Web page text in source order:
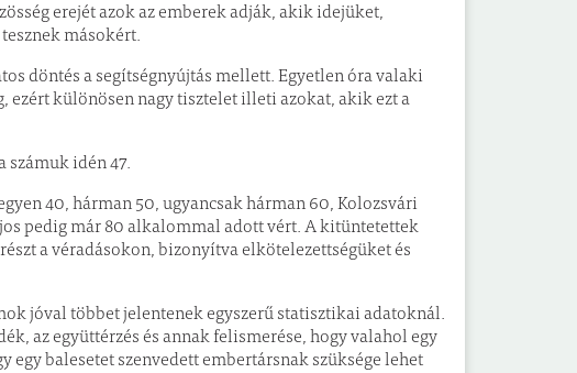
erejét azok az emberek adják, akik idejüket,
másokért.
döntés a segítségnyújtás mellett. Egyetlen óra valaki
ezért különösen nagy tisztelet illeti azokat, akik ezt a
számuk idén 47.
40, hárman 50, ugyancsak hárman 60, Kolozsvári
pedig már 80 alkalommal adott vért. A kitüntetettek
a véradásokon, bizonyítva elkötelezettségüket és
jóval többet jelentenek egyszerű statisztikai adatoknál.
az együttérzés és annak felismerése, hogy valahol egy
egy balesetet szenvedett embertársnak szüksége lehet